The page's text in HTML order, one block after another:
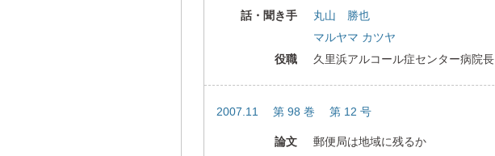
話・聞き手
丸山 勝也
マルヤマ カツヤ
役職
久里浜アルコール症センター病院長
2007.11 第 98 巻 第 12 号
論文
郵便局は地域に残るか